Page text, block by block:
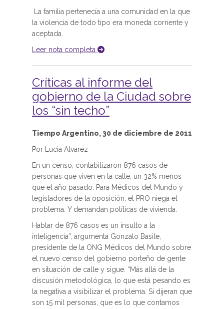
La familia pertenecía a una comunidad en la que
la violencia de todo tipo era moneda corriente y
aceptada.
Leer nota completa
Críticas al informe del
gobierno de la Ciudad sobre
los “sin techo”
Tiempo Argentino, 30 de diciembre de 2011
Por Lucia Alvarez
En un censo, contabilizaron 876 casos de
personas que viven en la calle, un 32% menos
que el año pasado. Para Médicos del Mundo y
legisladores de la oposición, el PRO niega el
problema. Y demandan políticas de vivienda.
Hablar de 876 casos es un insulto a la
inteligencia”, argumenta Gonzalo Basile,
presidente de la ONG Médicos del Mundo sobre
el nuevo censo del gobierno porteño de gente
en situación de calle y sigue: “Más allá de la
discusión metodológica, lo que está pesando es
la negativa a visibilizar el problema. Si dijeran que
son 15 mil personas, que es lo que contamos